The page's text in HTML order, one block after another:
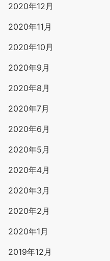
2020年12月
2020年11月
2020年10月
2020年9月
2020年8月
2020年7月
2020年6月
2020年5月
2020年4月
2020年3月
2020年2月
2020年1月
2019年12月